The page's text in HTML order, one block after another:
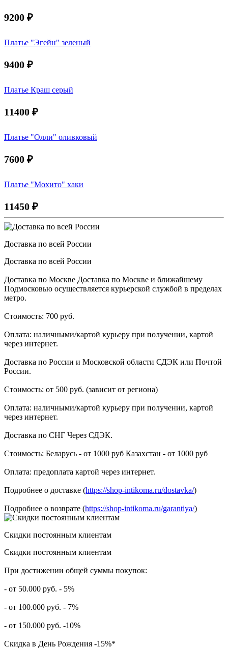
9200 ₽
Платье "Эгейн" зеленый
9400 ₽
Платье Краш серый
11400 ₽
Платье "Олли" оливковый
7600 ₽
Платье "Мохито" хаки
11450 ₽
Доставка по всей России
Доставка по всей России
Доставка по Москве Доставка по Москве и ближайшему
Подмосковью осуществляется курьерской службой в пределах
метро.
Стоимость: 700 руб.
Оплата: наличными/картой курьеру при получении, картой
через интернет.
Доставка по России и Московской области СДЭК или Почтой
России.
Стоимость: от 500 руб. (зависит от региона)
Оплата: наличными/картой курьеру при получении, картой
через интернет.
Доставка по СНГ Через СДЭК.
Стоимость: Беларусь - от 1000 руб Казахстан - от 1000 руб
Оплата: предоплата картой через интернет.
Подробнее о доставке (https://shop-intikoma.ru/dostavka/)
Подробнее о возврате (https://shop-intikoma.ru/garantiya/)
Скидки постоянным клиентам
Скидки постоянным клиентам
При достижении общей суммы покупок:
- от 50.000 руб. - 5%
- от 100.000 руб. - 7%
- от 150.000 руб. -10%
Скидка в День Рождения -15%*